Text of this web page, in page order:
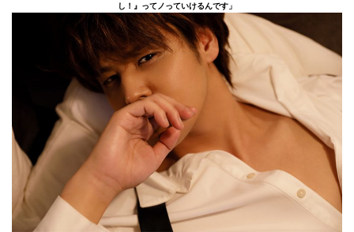
し！』ってノっていけるんです」